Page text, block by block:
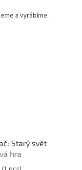
a vyrábíme.
Starý svět
hra